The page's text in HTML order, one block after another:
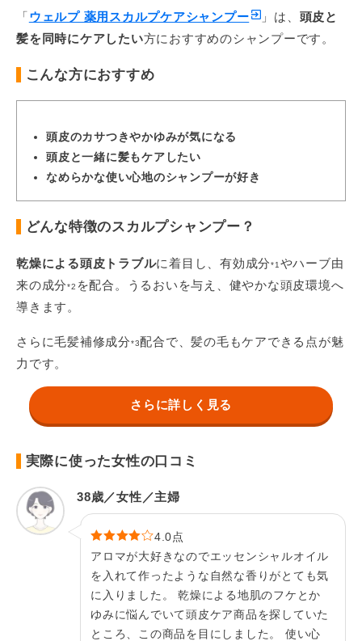
「ウェルプ 薬用スカルプケアシャンプー 」は、 頭皮と
髪を同時にケアしたい方におすすめのシャンプーです。
こんな方におすすめ
頭皮のカサつきやかゆみが気になる
頭皮と一緒に髪もケアしたい
なめらかな使い心地のシャンプーが好き
どんな特徴のスカルプシャンプー？
乾燥による頭皮トラブルに着目し、有効成分*1 やハーブ由
来の成分*2 を配合。うるおいを与え、健やかな頭皮環境へ
導きます。
さらに毛髪補修成分*3配合で、髪の毛もケアできる点が魅
力です。
さらに詳しく見る
実際に使った女性の口コミ
38歳／女性／主婦
4.0点
アロマが大好きなのでエッセンシャルオイル
を入れて作ったような自然な香りがとても気
に入りました。 乾燥による地肌のフケとか
ゆみに悩んでいて頭皮ケア商品を探していた
ところ、この商品を目にしました。 使い心